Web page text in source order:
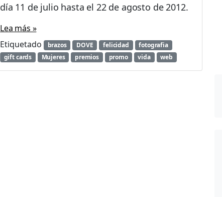
día 11 de julio hasta el 22 de agosto de 2012.
Lea más »
Etiquetado
brazos DOVE felicidad
fotografia
gift cards
Mujeres premios promo vida web